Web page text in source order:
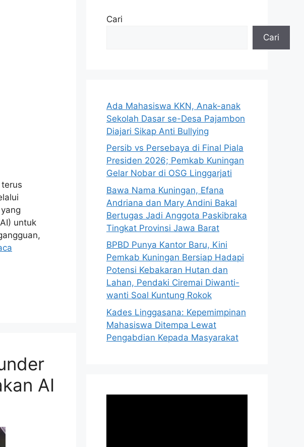
terus
untuk
AI
Cari
Cari
Ada Mahasiswa KKN, Anak-anak
Sekolah Dasar se-Desa Pajambon
Diajari Sikap Anti Bullying
Persib vs Persebaya di Final Piala
Presiden 2026; Pemkab Kuningan
Gelar Nobar di OSG Linggarjati
Bawa Nama Kuningan, Efana
Andriana dan Mary Andini Bakal
Bertugas Jadi Anggota Paskibraka
Tingkat Provinsi Jawa Barat
BPBD Punya Kantor Baru, Kini
Pemkab Kuningan Bersiap Hadapi
Potensi Kebakaran Hutan dan
Lahan, Pendaki Ciremai Diwanti-
wanti Soal Kuntung Rokok
Kades Linggasana: Kepemimpinan
Mahasiswa Ditempa Lewat
Pengabdian Kepada Masyarakat